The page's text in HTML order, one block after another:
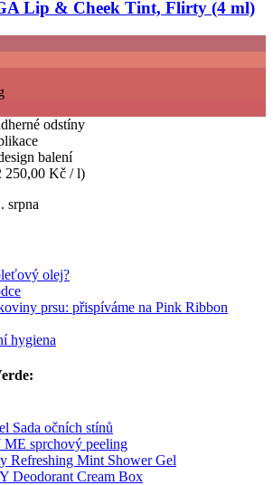
Lip & Cheek Tint, Flirty (4 ml)
odstíny
balení
250,00 Kč / l)
srpna
olej?
prsu: přispíváme na Pink Ribbon
hygiena
Sada očních stínů
sprchový peeling
Refreshing Mint Shower Gel
Deodorant Cream Box